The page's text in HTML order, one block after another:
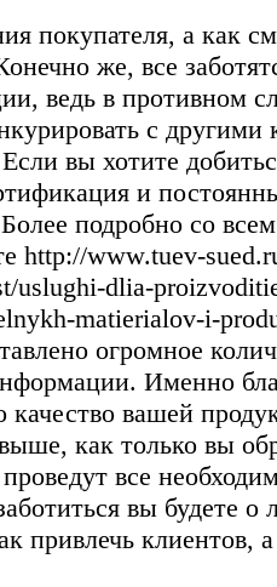
покупателя, а как
же, все
ведь в противном
с
вы хотите
и
подробно со
http://www.tuev-
uslughi-dlia-
matierialov-i-
огромное
Именно
качество вашей
как только вы
все
вы будете о
привлечь клиентов, а